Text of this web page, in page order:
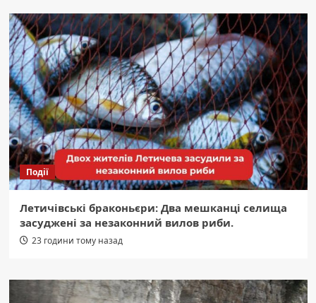
Події
Летичівські браконьєри: Два мешканці селища
засуджені за незаконний вилов риби.
23 години тому назад